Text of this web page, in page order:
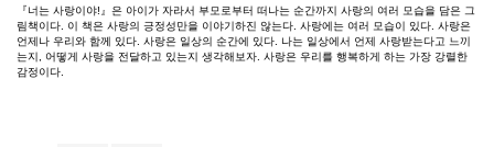
『너는 사랑이야! 』은 아이가 자라서 부모로부터 떠나는 순간까지 사랑의 여러 모습을 담은 그
림책이다
이 책은 사랑의 긍정성만을 이야기하진 않는다 사랑에는 여러 모습이 있다 사랑은
언제나 우리와 함께 있다 사랑은 일상의 순간에 있다 나는 일상에서 언제 사랑받는다고 느끼
는지
어떻게 사랑을 전달하고 있는지 생각해보자 사랑은 우리를 행복하게 하는 가장 강렬한
감정이다